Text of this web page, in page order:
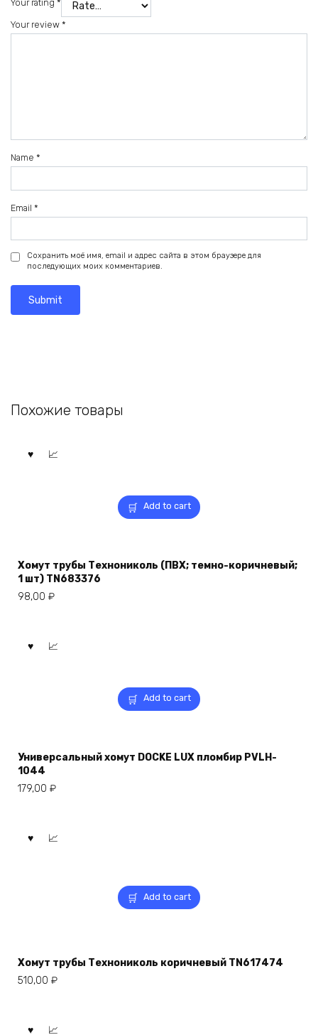
Your rating *
Your review *
Name *
Email *
Сохранить моё имя, email и адрес сайта в этом браузере для
последующих моих комментариев.
Похожие товары
Add to cart
Хомут трубы Технониколь (ПВХ; темно-коричневый;
1 шт) TN683376
98,00 ₽
Add to cart
Универсальный хомут DOCKE LUX пломбир PVLH-
1044
179,00 ₽
Add to cart
Хомут трубы Технониколь коричневый TN617474
510,00 ₽